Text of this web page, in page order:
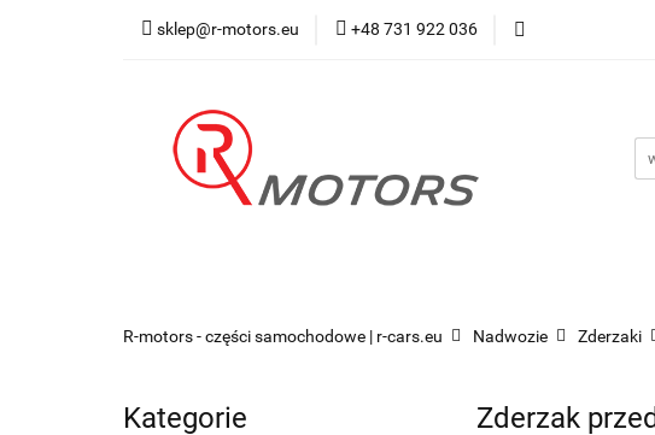
sklep@r-motors.eu +48 731 922 036
R-motors - części samochodowe | r-cars.eu Nadwozie Zderzaki
Kategorie Zderzak